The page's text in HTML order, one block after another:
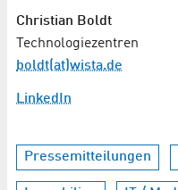
Christian Boldt
Technologiezentren
boldt(at)wista.de
LinkedIn
Pressemitteilungen